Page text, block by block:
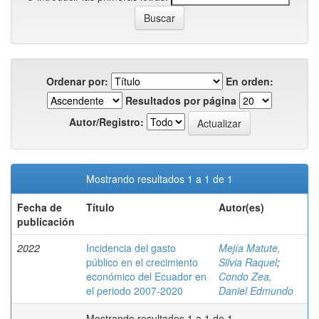
Ordenar por:
En orden:
Resultados por página
Autor/Registro:
Mostrando resultados 1 a 1 de 1
Fecha de
publicación
Título Autor(es)
2022
Incidencia del gasto
público en el crecimiento
económico del Ecuador en
el periodo 2007-2020
Mejía Matute,
Silvia Raquel;
Condo Zea,
Daniel Edmundo